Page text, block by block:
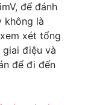
để đánh
không là
xét tổng
điệu và
để đi đến